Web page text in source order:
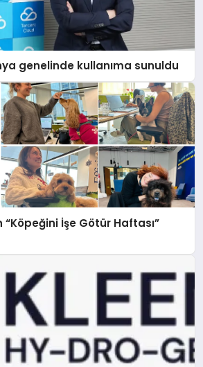
genelinde kullanıma sunuldu
“Köpeğini İşe Götür Haftası”